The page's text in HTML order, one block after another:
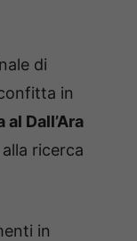
di
in
Dall’Ara
alla ricerca
in